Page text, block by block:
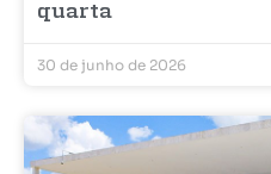
quarta
30 de junho de 2026